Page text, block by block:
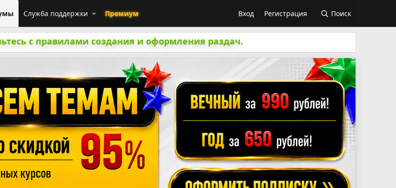
Служба поддержки Премиум Вход Регистрация Поиск
с правилами создания и оформления раздач.